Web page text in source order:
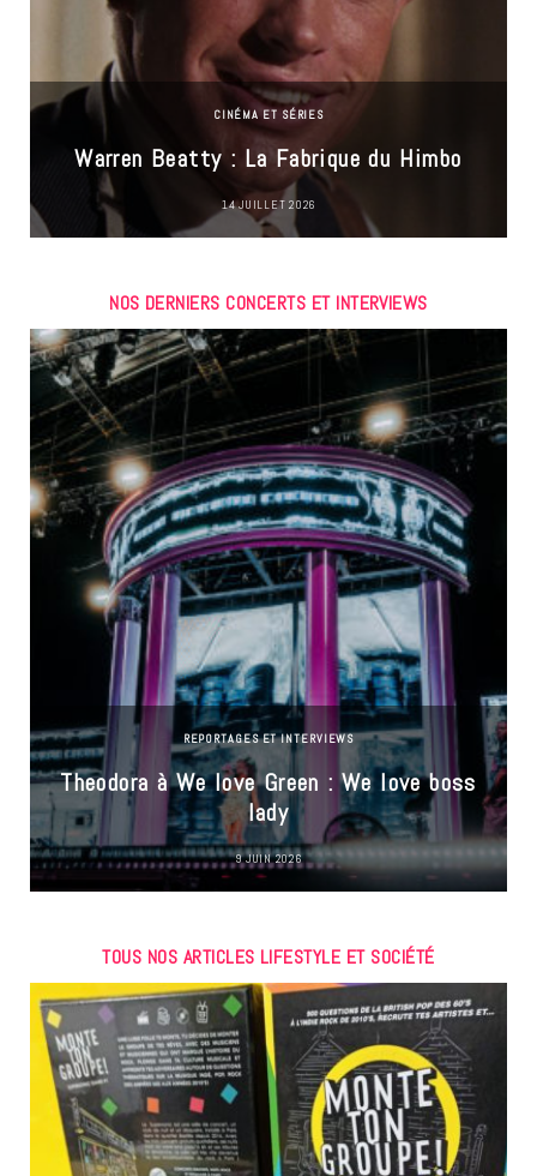
CINÉMA ET SÉRIES
Warren Beatty : La Fabrique du Himbo
14 JUILLET 2026
NOS DERNIERS CONCERTS ET INTERVIEWS
REPORTAGES ET INTERVIEWS
Theodora à We love Green : We love boss
lady
9 JUIN 2026
TOUS NOS ARTICLES LIFESTYLE ET SOCIÉTÉ